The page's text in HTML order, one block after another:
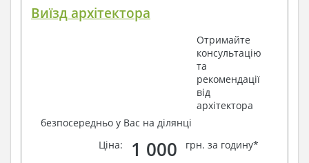
Виїзд архітектора
Отримайте
консультацію
та
рекомендації
від
архітектора
безпосередньо у Вас на ділянці
Ціна:
1 000 грн. за годину*